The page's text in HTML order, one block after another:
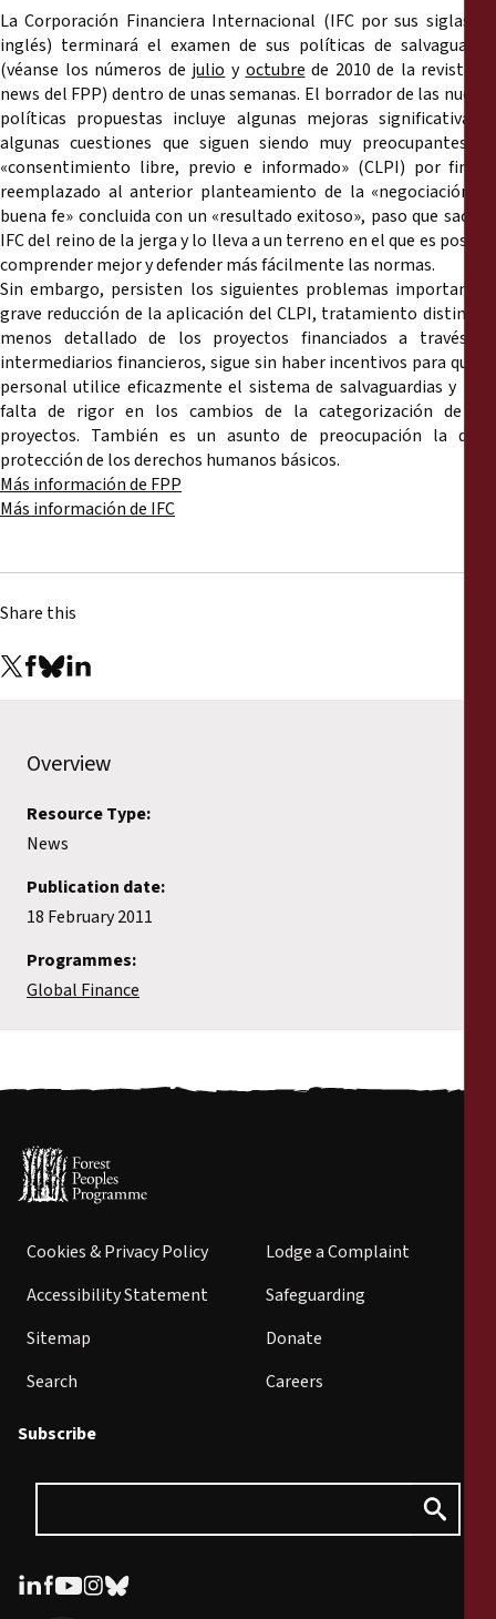
Annual Reports
La Corporación Financiera Internacional (IFC por sus siglas en
inglés) terminará el examen de sus políticas de salvaguardia
(véanse los números de julio y octubre de 2010 de la revista E-
news del FPP) dentro de unas semanas. El borrador de las nuevas
políticas propuestas incluye algunas mejoras significativas y
algunas cuestiones que siguen siendo muy preocupantes. El
«consentimiento libre, previo e informado» (CLPI) por fin ha
reemplazado al anterior planteamiento de la «negociación de
buena fe» concluida con un «resultado exitoso», paso que saca al
IFC del reino de la jerga y lo lleva a un terreno en el que es posible
comprender mejor y defender más fácilmente las normas.
Sin embargo, persisten los siguientes problemas importantes:
grave reducción de la aplicación del CLPI, tratamiento distinto y
menos detallado de los proyectos financiados a través de
intermediarios financieros, sigue sin haber incentivos para que el
personal utilice eficazmente el sistema de salvaguardias y una
falta de rigor en los cambios de la categorización de los
proyectos. También es un asunto de preocupación la débil
protección de los derechos humanos básicos.
Más información de FPP
Más información de IFC
Share this
Overview
Resource Type:
News
Publication date:
18 February 2011
Programmes:
Global Finance
Cookies & Privacy Policy
Accessibility Statement
Sitemap
Search
Lodge a Complaint
Safeguarding
Donate
Careers
Subscribe